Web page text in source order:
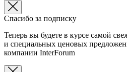
Спасибо за подписку
Теперь вы будете в курсе самой
и специальных ценовых
компании InterForum